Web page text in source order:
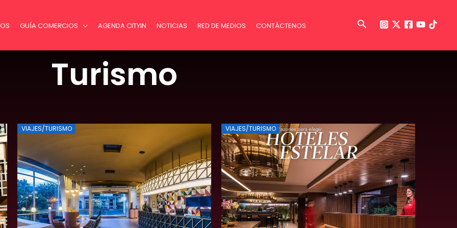
GUÍA COMERCIOS AGENDA CITYIN NOTICIAS RED DE MEDIOS CONTÁCTENOS Buscar
Turismo
VIAJES/TURISMO VIAJES/TURISMO